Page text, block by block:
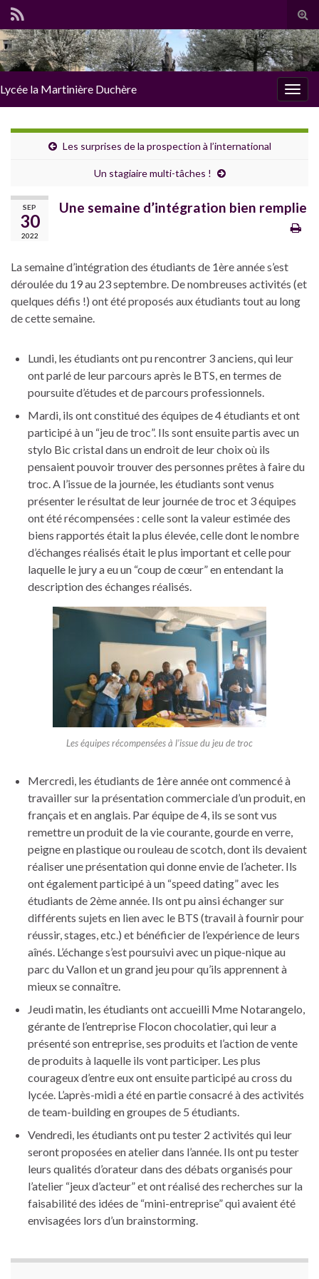
Lycée la Martinière Duchère
Les surprises de la prospection à l’international
Un stagiaire multi-tâches !
SEP
30
2022
Une semaine d’intégration bien remplie
La semaine d’intégration des étudiants de 1ère année s’est
déroulée du 19 au 23 septembre. De nombreuses activités (et
quelques défis !) ont été proposés aux étudiants tout au long
de cette semaine.
Lundi, les étudiants ont pu rencontrer 3 anciens, qui leur
ont parlé de leur parcours après le BTS, en termes de
poursuite d’études et de parcours professionnels.
Mardi, ils ont constitué des équipes de 4 étudiants et ont
participé à un “jeu de troc”. Ils sont ensuite partis avec un
stylo Bic cristal dans un endroit de leur choix où ils
pensaient pouvoir trouver des personnes prêtes à faire du
troc. A l’issue de la journée, les étudiants sont venus
présenter le résultat de leur journée de troc et 3 équipes
ont été récompensées : celle sont la valeur estimée des
biens rapportés était la plus élevée, celle dont le nombre
d’échanges réalisés était le plus important et celle pour
laquelle le jury a eu un “coup de cœur” en entendant la
description des échanges réalisés.
Les équipes récompensées à l’issue du jeu de troc
Mercredi, les étudiants de 1ère année ont commencé à
travailler sur la présentation commerciale d’un produit, en
français et en anglais. Par équipe de 4, ils se sont vus
remettre un produit de la vie courante, gourde en verre,
peigne en plastique ou rouleau de scotch, dont ils devaient
réaliser une présentation qui donne envie de l’acheter. Ils
ont également participé à un “speed dating” avec les
étudiants de 2ème année. Ils ont pu ainsi échanger sur
différents sujets en lien avec le BTS (travail à fournir pour
réussir, stages, etc.) et bénéficier de l’expérience de leurs
aînés. L’échange s’est poursuivi avec un pique-nique au
parc du Vallon et un grand jeu pour qu’ils apprennent à
mieux se connaître.
Jeudi matin, les étudiants ont accueilli Mme Notarangelo,
gérante de l’entreprise Flocon chocolatier, qui leur a
présenté son entreprise, ses produits et l’action de vente
de produits à laquelle ils vont participer. Les plus
courageux d’entre eux ont ensuite participé au cross du
lycée. L’après-midi a été en partie consacré à des activités
de team-building en groupes de 5 étudiants.
Vendredi, les étudiants ont pu tester 2 activités qui leur
seront proposées en atelier dans l’année. Ils ont pu tester
leurs qualités d’orateur dans des débats organisés pour
l’atelier “jeux d’acteur” et ont réalisé des recherches sur la
faisabilité des idées de “mini-entreprise” qui avaient été
envisagées lors d’un brainstorming.